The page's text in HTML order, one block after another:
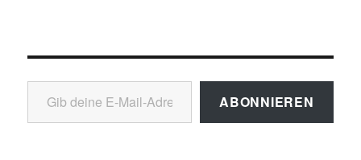
Gib deine E-Mail-Adresse ein ...
ABONNIEREN